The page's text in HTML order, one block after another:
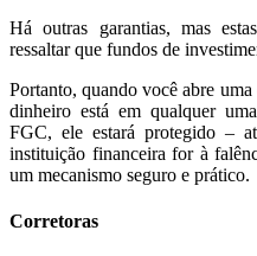
Há outras garantias, mas
ressaltar que fundos de
Portanto, quando você abre
dinheiro está em qualquer
FGC, ele estará protegido –
instituição financeira for à
um mecanismo seguro e prático.
Corretoras